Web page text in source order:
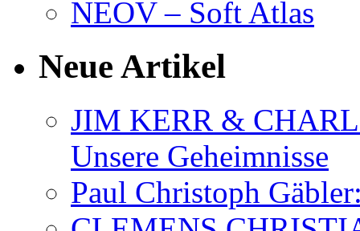
NEOV – Soft Atlas
Neue Artikel
JIM KERR &
Unsere Geheimnisse
Paul Christoph